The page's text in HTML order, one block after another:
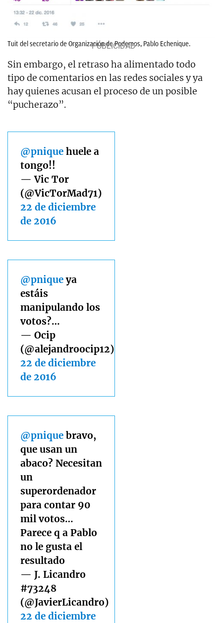
Tuit del secretario de Organización de Podemos, Pablo Echenique.
Sin embargo, el retraso ha alimentado todo
tipo de comentarios en las redes sociales y ya
hay quienes acusan el proceso de un posible
“pucherazo”.
@pnique huele a
tongo!!
— Vic Tor
(@VicTorMad71)
22 de diciembre
de 2016
@pniqueya
estáis
manipulando los
votos?…
— Ocip
(@alejandroocip12)
22 de diciembre
de 2016
@pnique bravo,
que usan un
abaco? Necesitan
un
superordenador
para contar 90
mil votos…
Parece q a Pablo
no le gusta el
resultado
— J. Licandro
#73248
(@JavierLicandro)
22 de diciembre